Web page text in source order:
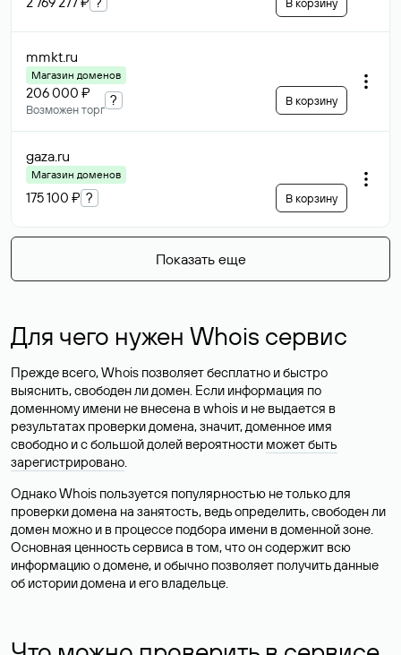
mmkt.ru
Магазин доменов
206 000 ₽
Возможен торг
? В корзину
gaza.ru
Магазин доменов
175 100 ₽ ? В корзину
Показать еще
Для чего нужен Whois сервис
Прежде всего, Whois позволяет бесплатно и быстро
выяснить, свободен ли домен. Если информация по
доменному имени не внесена в whois и не выдается в
результатах проверки домена, значит, доменное имя
свободно и с большой долей вероятности может быть
зарегистрировано.
Однако Whois пользуется популярностью не только для
проверки домена на занятость, ведь определить, свободен ли
домен можно и в процессе подбора имени в доменной зоне.
Основная ценность сервиса в том, что он содержит всю
информацию о домене, и обычно позволяет получить данные
об истории домена и его владельце.